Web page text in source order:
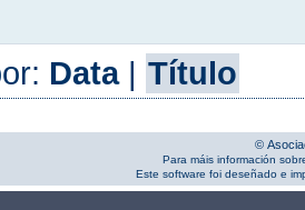
Data| Título
©
Para máis información
Este software foi deseñado e